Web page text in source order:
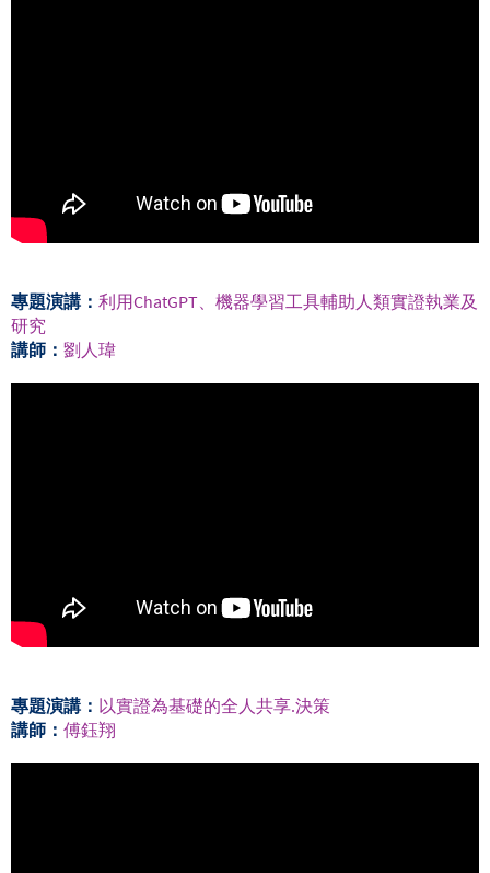
專題演講： 利用ChatGPT、機器學習工具輔助人類實證執業及
研究
講師： 劉人瑋
專題演講： 以實證為基礎的全人共享.決策
講師： 傅鈺翔